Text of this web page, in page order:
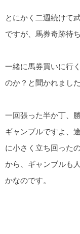
とにかく二週続けて
ですが、馬券奇跡待ち
一緒に馬券買いに行
のか？と聞かれまし
一回張った半か丁、
ギャンブルですよ、
に小さく立ち回った
から、ギャンブルも
かなのです。